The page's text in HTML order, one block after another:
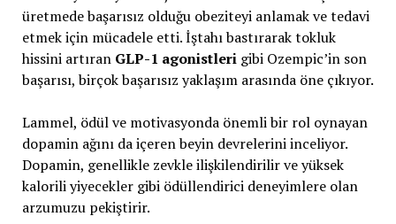
üretmede başarısız olduğu obeziteyi anlamak ve tedavi
etmek için mücadele etti. İştahı bastırarak tokluk
hissini artıran GLP-1 agonistlerigibi Ozempic’in son
başarısı, birçok başarısız yaklaşım arasında öne çıkıyor.
Lammel, ödül ve motivasyonda önemli bir rol oynayan
dopamin ağını da içeren beyin devrelerini inceliyor.
Dopamin, genellikle zevkle ilişkilendirilir ve yüksek
kalorili yiyecekler gibi ödüllendirici deneyimlere olan
arzumuzu pekiştirir.